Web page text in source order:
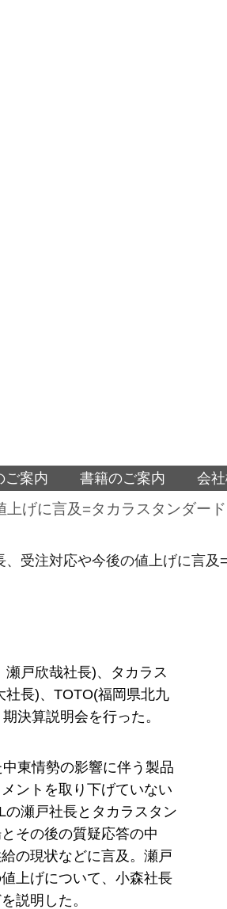
ご案内 書籍のご案内 会
げに言及=タカラスタンダー
、受注対応や今後の値上げに言
戸欣哉社長)、タカラス
社長)、TOTO(福岡県北九
決算説明会を行った。
東情勢の影響に伴う製品
ントを取り下げていない
瀬戸社長とタカラスタン
その後の質疑応答の中
の現状などに言及。瀬戸
上げについて、小森社長
説明した。